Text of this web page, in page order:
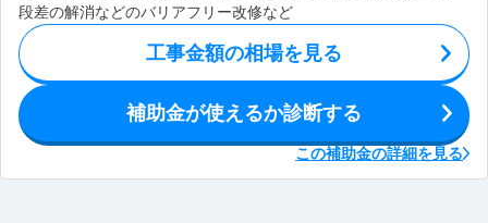
段差の解消などのバリアフリー改修など
工事金額の相場を見る
補助金が使えるか診断する
この補助金の詳細を見る